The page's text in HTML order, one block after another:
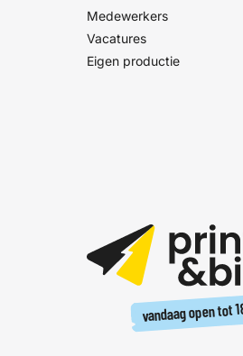
Medewerkers
Vacatures
Eigen productie
vandaag open tot